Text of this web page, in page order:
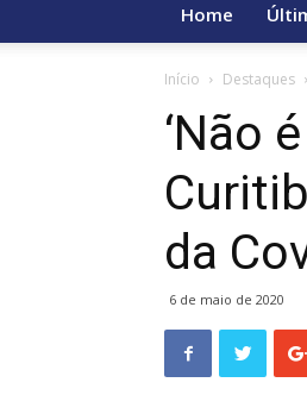
Home
Início Destaques
‘Não
da
6 de maio de 2020